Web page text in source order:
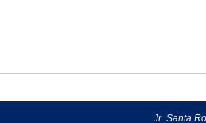
Jr. Santa